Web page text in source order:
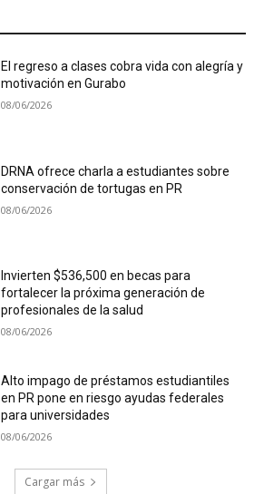
El regreso a clases cobra vida con alegría y
motivación en Gurabo
08/06/2026
DRNA ofrece charla a estudiantes sobre
conservación de tortugas en PR
08/06/2026
Invierten $536,500 en becas para
fortalecer la próxima generación de
profesionales de la salud
08/06/2026
Alto impago de préstamos estudiantiles
en PR pone en riesgo ayudas federales
para universidades
08/06/2026
Cargar más